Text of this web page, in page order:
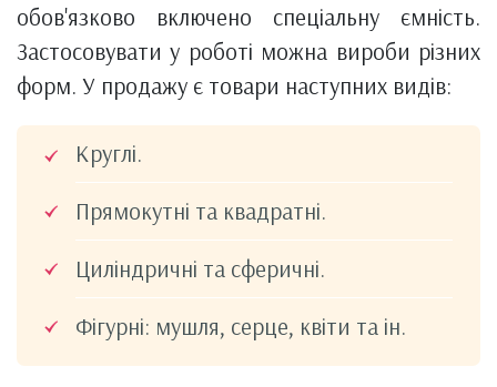
обов'язково включено спеціальну ємність.
Застосовувати у роботі можна вироби різних
форм. У продажу є товари наступних видів:
Круглі.
Прямокутні та квадратні.
Циліндричні та сферичні.
Фігурні: мушля, серце, квіти та ін.